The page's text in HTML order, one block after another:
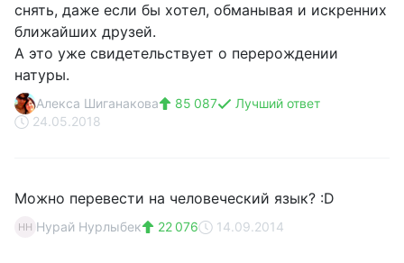
снять, даже если бы хотел, обманывая и искренних
ближайших друзей.
А это уже свидетельствует о перерождении
натуры.
Алекса Шиганакова 85 087
Лучший ответ
24.05.2018
Можно перевести на человеческий язык? :D
НН Нурай Нурлыбек 22 076 14.09.2014